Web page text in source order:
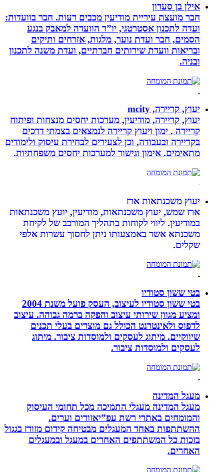
אילן בן סעדון
חבר מועצת עיריית מודיעין מכבים רעות. חבר בוועדות:
ועדה לתכנון אסטרטגי, יו”ר הוועדה למאבק בנגע
הסמים, חבר ועדת נוער, מלגות, אזרחים ותיקים
ובריאות וועדת שירותים חברתיים, ועדת משנה לתכנון
יעוץ, קריירה, mcity
יעוץ, קריירה, מודיעין, מערכות יחסים מנצחות ופיתוח
קריירה . ימון ויעוץ קריירה לנמצאים בצמתי דרכים
בקריירה ובעבודה, וכן לצעירים לבחירת עיסוק ולימודים
מתאימים. אימון וגישור למערכות יחסים משפחתיות.
יעוץ משכנתאות ארז
ארז שמש, יעוץ משכנתאות, מודיעין, יועץ משכנתאות
במודיעין. ליווי לקוחות בתהליך המורכב של לקיחת
משכנתא אשר באמצעותו ניתן לחסוך עשרות אלפי
שקלים.
בטי ששון סטודיו
בטי ששון סטודיו לעיצוב, העסק פועל משנת 2004
ומציע מגוון שירותי עיצוב והפקה ברמה גבוהה. עיצוב
לדפוס ולאינטרנט הכולל גם מוצרים בעלי תכנים
שיווקיים. מיתוג לעסקים ולמוסדות ציבור. מיתוג
לעסקים ולמוסדות ציבור.
מעגל המדינה
מעגל המדינה מעגלי התמיכה מכל תחומי העיסוק
והמומחים באתרי רשת עפ”יאזורים וערים.
ההשתתפות באחד המעגלים מבטיחה קידום מזורז בגגול
בזכות כל המשתתפים האחרים במעגל ובמעגלים
האחרים.